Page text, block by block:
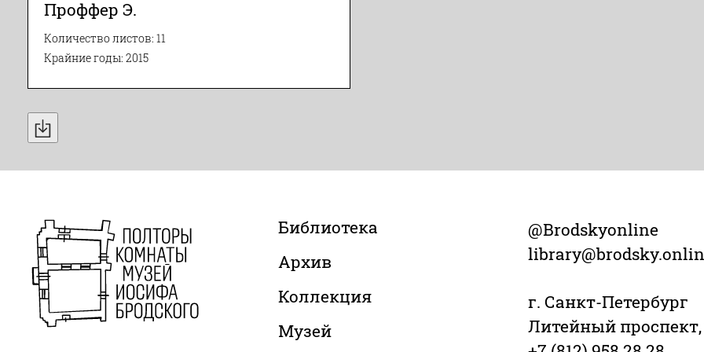
Проффер Э.
Количество листов: 11
Крайние годы: 2015
Библиотека
Архив
Коллекция
Музей
@Brodskyonline
г. Санкт-Петербург
Литейный проспект,